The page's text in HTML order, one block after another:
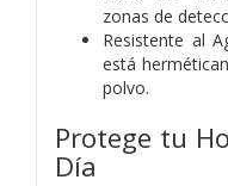
zonas de
Resistente al
está
polvo.
Protege tu
Día